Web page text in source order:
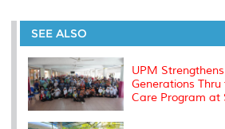
e
b
o
o
k
t
r
e
I
l
L
n
P
e
s
SEE ALSO
UPM
Generations
Care Program at